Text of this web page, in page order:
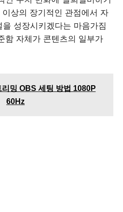
상의 장기적인 관점에서 자
성장시키겠다는 마음가짐
함 자체가 콘텐츠의 일부가
리밍 OBS 세팅 방법 1080P
60Hz